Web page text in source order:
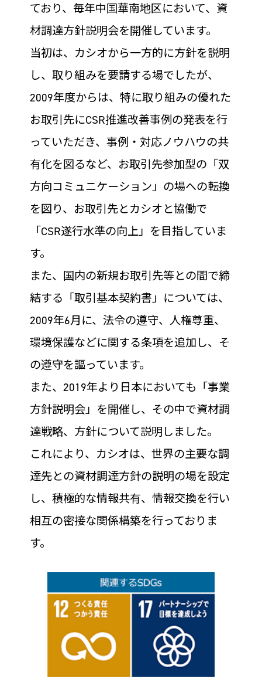
ており、毎年中国華南地区において、資
材調達方針説明会を開催しています。
当初は、カシオから一方的に方針を説明
し、取り組みを要請する場でしたが、
2009年度からは、特に取り組みの優れた
お取引先にCSR推進改善事例の発表を行
っていただき、事例・対応ノウハウの共
有化を図るなど、お取引先参加型の「双
方向コミュニケーション」の場への転換
を図り、お取引先とカシオと協働で
「CSR遂行水準の向上」を目指していま
す。
また、国内の新規お取引先等との間で締
結する「取引基本契約書」については、
2009年6月に、法令の遵守、人権尊重、
環境保護などに関する条項を追加し、そ
の遵守を謳っています。
また、2019年より日本においても「事業
方針説明会」を開催し、その中で資材調
達戦略、方針について説明しました。
これにより、カシオは、世界の主要な調
達先との資材調達方針の説明の場を設定
し、積極的な情報共有、情報交換を行い
相互の密接な関係構築を行っておりま
す。